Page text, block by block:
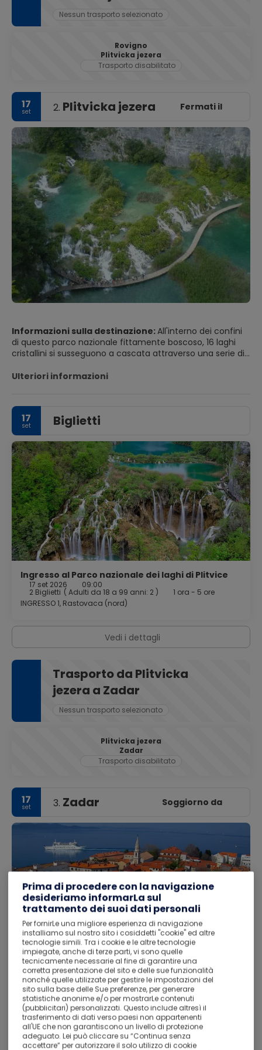
Nessun trasporto selezionato
Rovigno
Plitvicka jezera
Trasporto disabilitato
17
set 2. Plitvicka jezera Fermati il
Informazioni sulla destinazione:All'interno dei confini
di questo parco nazionale fittamente boscoso, 16 laghi
cristallini si susseguono a cascata attraverso una serie di
scavano la roccia, depositando tufo in formazioni in
bordi e attraverso le acque impetuose.
Ulteriori informazioni
17
set Biglietti
Ingresso al Parco nazionale dei laghi di Plitvice
17 set 2026 09:00
2 Biglietti ( Adulti da 18 a 99 anni: 2 )
1 ora - 5 ore
INGRESSO 1, Rastovaca (nord)
Vedi i dettagli
Trasporto da Plitvicka
jezera a Zadar
Nessun trasporto selezionato
Plitvicka jezera
Zadar
Trasporto disabilitato
17
set 3. Zadar Soggiorno da
Informazioni sulla destinazione: Zara è una città della
Croazia sul mare Adriatico. È la quinta città croata più
Prima di procedere con la navigazione
desideriamo informarLa sul
trattamento dei suoi dati personali
Per fornirLe una migliore esperienza di navigazione
installiamo sul nostro sito i cosiddetti "cookie" ed altre
tecnologie simili. Tra i cookie e le altre tecnologie
impiegate, anche di terze parti, vi sono quelle
tecnicamente necessarie al fine di garantire una
corretta presentazione del sito e delle sue funzionalità
nonché quelle utilizzate per gestire le impostazioni del
sito sulla base delle Sue preferenze, per generare
statistiche anonime e/o per mostrarLe contenuti
(pubblicitari) personalizzati. Questo include altresì il
trasferimento di dati verso paesi non appartenenti
all'UE che non garantiscono un livello di protezione
adeguato. Lei può cliccare su “Continua senza
accettare” per autorizzare il solo utilizzo di cookie